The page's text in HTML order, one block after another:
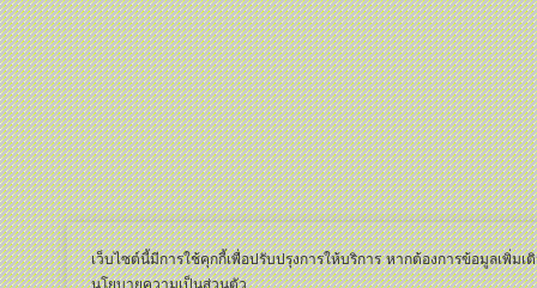
เว็บไซต์นี้มีการใช้คุกกี้เพื่อปรับปรุงการให้บริการ หากต้องการข้อมูลเพิ่มเ